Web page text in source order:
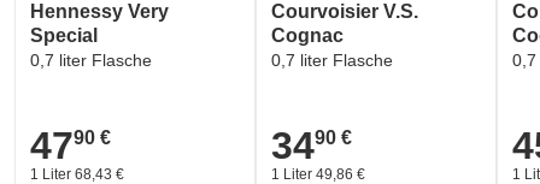
Hennessy Very
Special
0,7 liter Flasche
47,90 €
4790 €
1 Liter 68,43 €
Courvoisier V.S.
Cognac
0,7 liter Flasche
34,90 €
3490 €
1 Liter 49,86 €
0,7
1